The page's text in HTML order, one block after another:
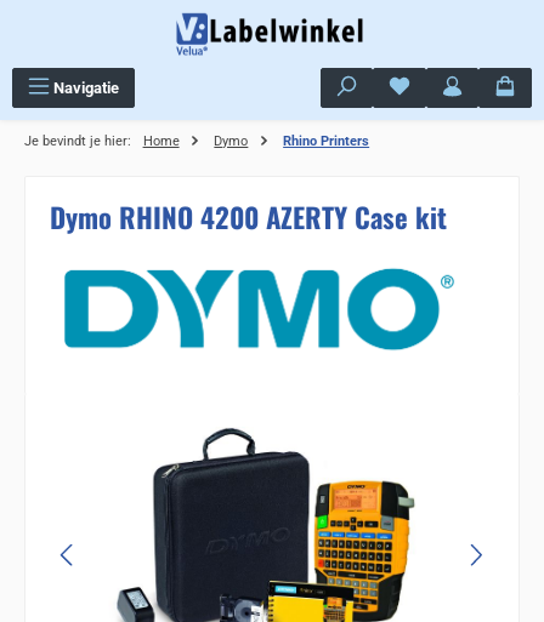
Navigatie Je hebt 0 items op
Je bevindt je hier: Home Dymo Rhino Printers
Dymo RHINO 4200 AZERTY Case kit
Sla de afbeeldingengalerij over